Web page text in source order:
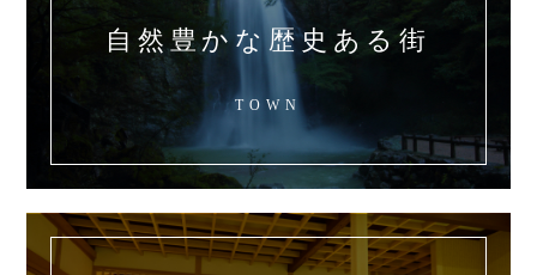
自然豊かな歴史ある街
TOWN